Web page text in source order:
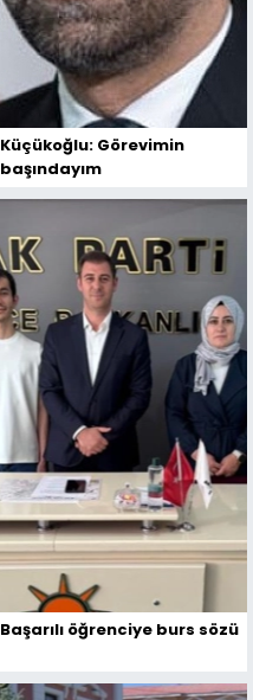
Küçükoğlu: Görevimin
başındayım
Başarılı öğrenciye burs sözü